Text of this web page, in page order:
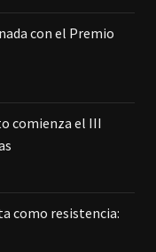
con el Premio
comienza el III
como resistencia: